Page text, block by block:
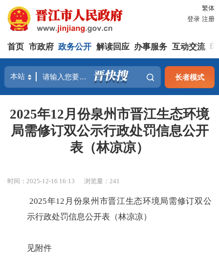
繁体
登录 注册
首页 市政府 政务公开 解读回应 办事服务 互动交流
长者模式
2025年12月份泉州市晋江生态环境
局需修订双公示行政处罚信息公开
表（林凉凉）
时间：2025-12-16 16:13 浏览量：241
2025年12月份泉州市晋江生态环境局需修订双公
示行政处罚信息公开表（林凉凉）
见附件